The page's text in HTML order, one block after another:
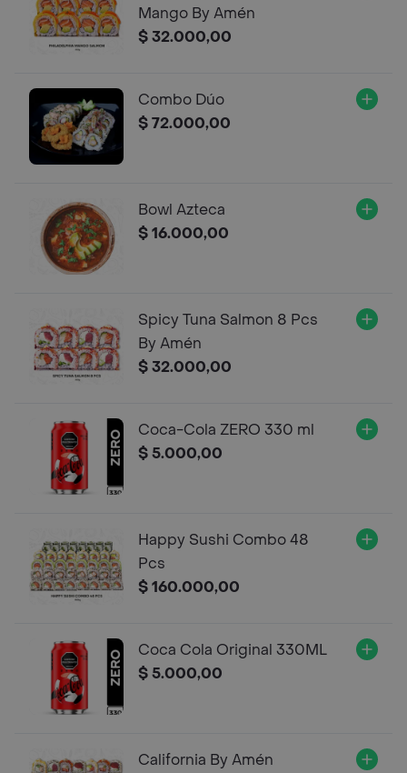
Mango By Amén
$ 32.000,00
Combo Dúo
$ 72.000,00
Bowl Azteca
$ 16.000,00
Spicy Tuna Salmon 8 Pcs
By Amén
$ 32.000,00
Coca-Cola ZERO 330 ml
$ 5.000,00
Happy Sushi Combo 48
Pcs
$ 160.000,00
Coca Cola Original 330ML
$ 5.000,00
California By Amén